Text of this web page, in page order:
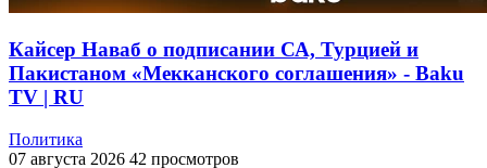
Кайсер Наваб о подписании СА, Турцией и
Пакистаном «Мекканского соглашения» - Baku
TV | RU
Политика
07 августа 2026 42 просмотров